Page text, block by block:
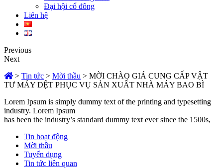
Đại hội cổ đông
Liên hệ
Previous
Next
> Tin tức > Mời thầu > MỜI CHÀO GIÁ CUNG CẤP VẬT
TƯ MÁY DỆT PHỤC VỤ SẢN XUẤT NHÀ MÁY BAO BÌ
Lorem Ipsum is simply dummy text of the printing and typesetting
industry. Lorem Ipsum
has been the industry’s standard dummy text ever since the 1500s,
Tin hoạt động
Mời thầu
Tuyển dụng
Tin tức liên quan